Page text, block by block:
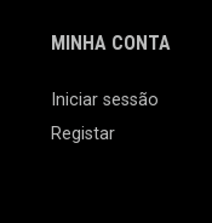
MINHA CONTA
Iniciar sessão
Registar